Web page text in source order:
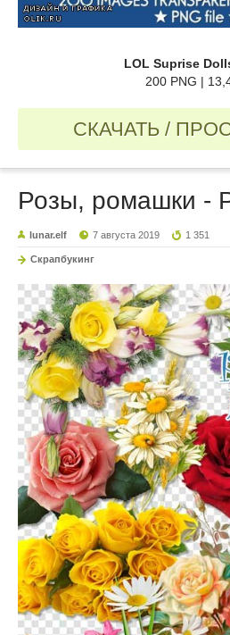
LOL Suprise
200 PNG |
СКАЧАТЬ /
Розы, ромашки -
lunar.elf 7 августа 2019 1 351
Скрапбукинг